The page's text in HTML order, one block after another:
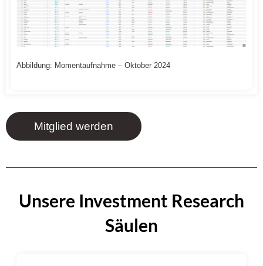
Abbildung: Momentaufnahme – Oktober 2024
Mitglied werden
Unsere Investment Research
Säulen